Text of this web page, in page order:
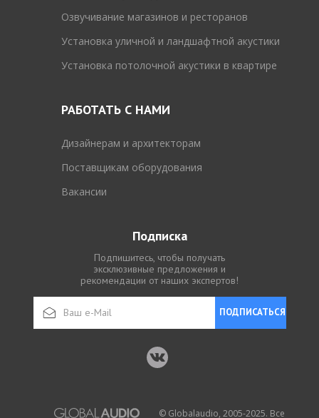
Озвучивание магазинов и ресторанов
Установка уличной и ландшафтной акустики
Установка потолочной акустики в квартире
РАБОТАТЬ С НАМИ
Дизайнерам и архитекторам
Поставщикам оборудования
Вакансии
Подписка
Подпишитесь, чтобы получать
эксклюзивные предложения и
рекомендации от наших экспертов!
ПОДПИСАТЬСЯ
© Globalaudio, 2005-2025. Все